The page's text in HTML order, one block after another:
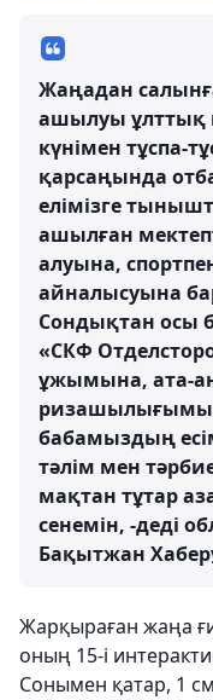
Жаңадан
ашылуы ұлттық
күнімен тұспа-
қарсаңында
елімізге
ашылған
алуына,
айналысуына
Сондықтан осы
«СКФ
ұжымына, ата-
бабамыздың
тәлім мен
мақтан тұтар
сенемін, -деді
Бақытжан
Жарқыраған жаңа
оның 15-і
Сонымен қатар, 1